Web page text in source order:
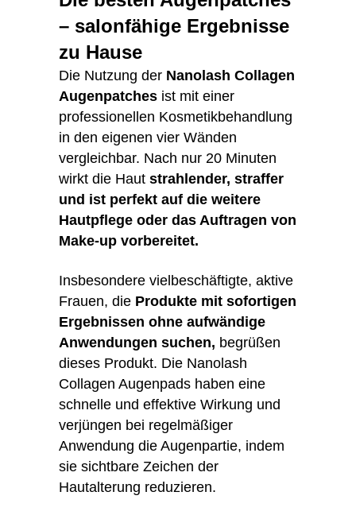
– salonfähige Ergebnisse
zu Hause
Die Nutzung der Nanolash Collagen
Augenpatches ist mit einer
professionellen Kosmetikbehandlung
in den eigenen vier Wänden
vergleichbar. Nach nur 20 Minuten
wirkt die Haut strahlender, straffer
und ist perfekt auf die weitere
Hautpflege oder das Auftragen von
Make-up vorbereitet.
Insbesondere vielbeschäftigte, aktive
Frauen, die Produkte mit sofortigen
Ergebnissen ohne aufwändige
Anwendungen suchen, begrüßen
dieses Produkt. Die Nanolash
Collagen Augenpads haben eine
schnelle und effektive Wirkung und
verjüngen bei regelmäßiger
Anwendung die Augenpartie, indem
sie sichtbare Zeichen der
Hautalterung reduzieren.